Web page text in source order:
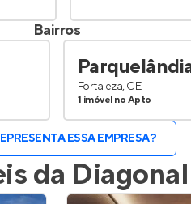
Bairros
Fortaleza, CE
1 imóvel no Apto
ESSA EMPRESA?
da Diagonal